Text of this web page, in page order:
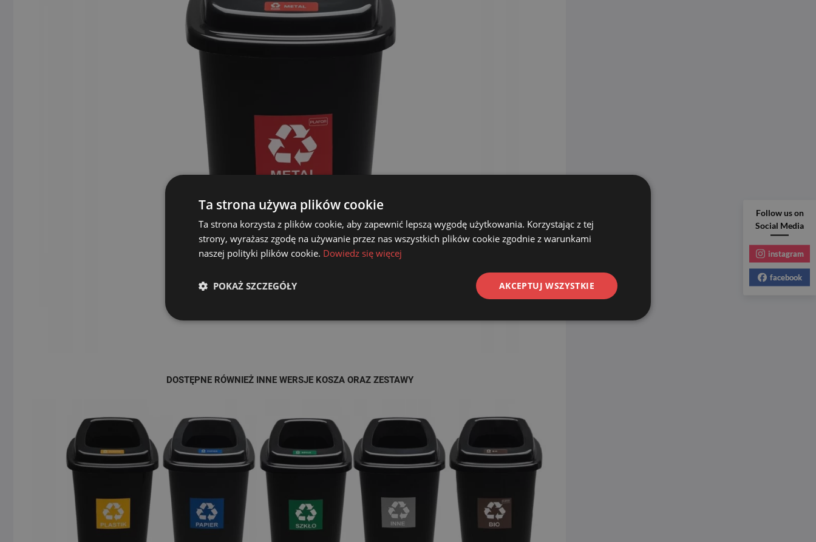
DOSTĘPNE RÓWNIEŻ INNE WERSJE KOSZA ORAZ ZESTAWY
Follow us on
Social Media
instagram
facebook
Ta strona używa plików cookie
Ta strona korzysta z plików cookie, aby zapewnić lepszą wygodę użytkowania. Korzystając z tej
strony, wyrażasz zgodę na używanie przez nas wszystkich plików cookie zgodnie z warunkami
naszej polityki plików cookie. Dowiedz się więcej
AKCEPTUJ WSZYSTKIE
POKAŻ SZCZEGÓŁY